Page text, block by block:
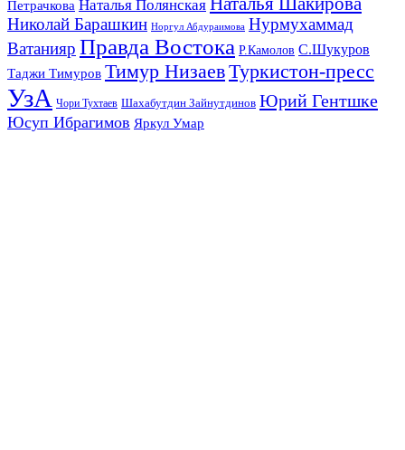
Петрачкова Наталья Полянская
Николай Барашкин Норгул Абдураимова Нурмухаммад
Ватанияр Правда Востока Р.Камолов С.Шукуров
Таджи Тимуров Тимур НизаевТуркистон-пресс
УзА Чори Тухтаев Шахабутдин Зайнутдинов Юрий Гентшке
Юсуп Ибрагимов Яркул Умар